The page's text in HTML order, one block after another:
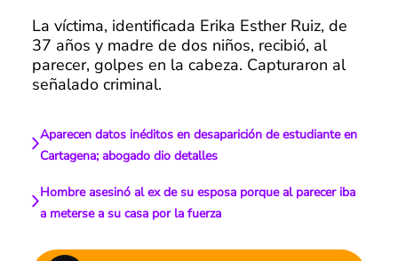
La víctima, identificada Erika Esther Ruiz, de
37 años y madre de dos niños, recibió, al
parecer, golpes en la cabeza. Capturaron al
señalado criminal.
Aparecen datos inéditos en desaparición de estudiante en
Cartagena; abogado dio detalles
Hombre asesinó al ex de su esposa porque al parecer iba
a meterse a su casa por la fuerza